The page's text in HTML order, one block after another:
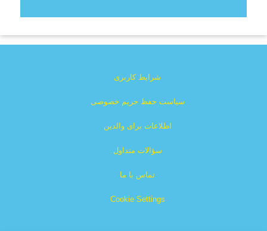
شرایط کاربری
سیاست حفظ حریم خصوصی
اطلاعات برای والدین
سؤالات متداول
تماس با ما
Cookie Settings